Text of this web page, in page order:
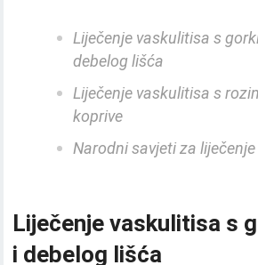
Liječenje vaskulitisa s
debelog lišća
Liječenje vaskulitisa s
koprive
Narodni savjeti za
Liječenje vaskulitisa s
i debelog lišća